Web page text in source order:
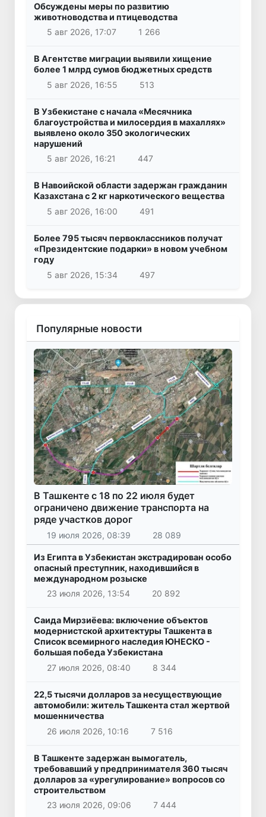
Обсуждены меры по развитию
животноводства и птицеводства
5 авг 2026, 17:07
1 266
В Агентстве миграции выявили хищение
более 1 млрд сумов бюджетных средств
5 авг 2026, 16:55
513
В Узбекистане с начала «Месячника
благоустройства и милосердия в махаллях»
выявлено около 350 экологических
нарушений
5 авг 2026, 16:21
447
В Навоийской области задержан гражданин
Казахстана с 2 кг наркотического вещества
5 авг 2026, 16:00
491
Более 795 тысяч первоклассников получат
«Президентские подарки» в новом учебном
году
5 авг 2026, 15:34
497
Популярные новости
В Ташкенте с 18 по 22 июля будет
ограничено движение транспорта на
ряде участков дорог
19 июля 2026, 08:39 28 089
Из Египта в Узбекистан экстрадирован особо
опасный преступник, находившийся в
международном розыске
23 июля 2026, 13:54
20 892
Саида Мирзиёева: включение объектов
модернистской архитектуры Ташкента в
Список всемирного наследия ЮНЕСКО -
большая победа Узбекистана
27 июля 2026, 08:40
8 344
22,5 тысячи долларов за несуществующие
автомобили: житель Ташкента стал жертвой
мошенничества
26 июля 2026, 10:16
7 516
В Ташкенте задержан вымогатель,
требовавший у предпринимателя 360 тысяч
долларов за «урегулирование» вопросов со
строительством
23 июля 2026, 09:06
7 444